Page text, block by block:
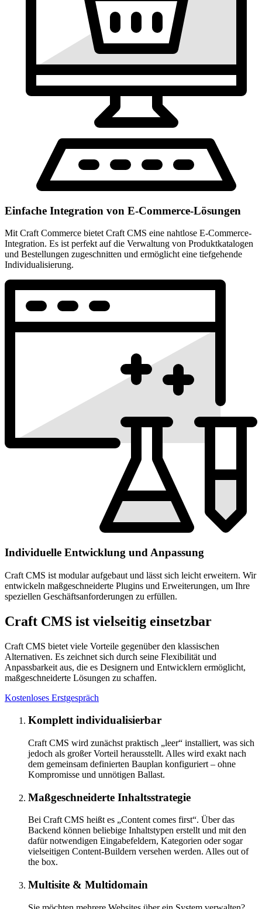
Einfache Integration von E-Commerce-Lösungen
Mit Craft Commerce bietet Craft CMS eine nahtlose E-Commerce-
Integration. Es ist perfekt auf die Verwaltung von Produktkatalogen
und Bestellungen zugeschnitten und ermöglicht eine tiefgehende
Individualisierung.
Individuelle Entwicklung und Anpassung
Craft CMS ist modular aufgebaut und lässt sich leicht erweitern. Wir
entwickeln maßgeschneiderte Plugins und Erweiterungen, um Ihre
speziellen Geschäftsanforderungen zu erfüllen.
Craft CMS ist vielseitig einsetzbar
Craft CMS bietet viele Vorteile gegenüber den klassischen
Alternativen. Es zeichnet sich durch seine Flexibilität und
Anpassbarkeit aus, die es Designern und Entwicklern ermöglicht,
maßgeschneiderte Lösungen zu schaffen.
Kostenloses Erstgespräch
Komplett individualisierbar
Craft CMS wird zunächst praktisch „leer“ installiert, was sich
jedoch als großer Vorteil herausstellt. Alles wird exakt nach
dem gemeinsam definierten Bauplan konfiguriert – ohne
Kompromisse und unnötigen Ballast.
Maßgeschneiderte Inhaltsstrategie
Bei Craft CMS heißt es „Content comes first“. Über das
Backend können beliebige Inhaltstypen erstellt und mit den
dafür notwendigen Eingabefeldern, Kategorien oder sogar
vielseitigen Content-Buildern versehen werden. Alles out of
the box.
Multisite & Multidomain